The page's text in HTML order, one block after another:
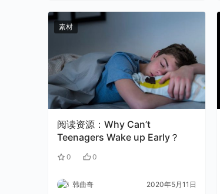
素材
阅读资源：Why Can’t
Teenagers Wake up Early？
0 0
韩曲奇 2020年5月11日